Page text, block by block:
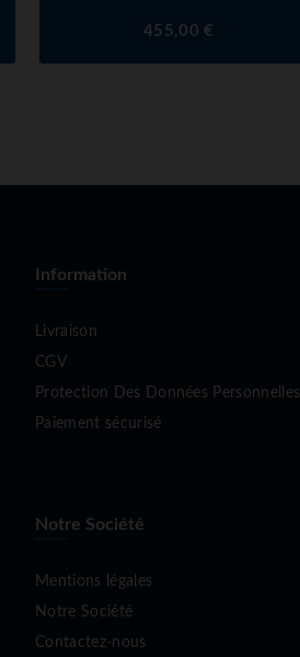
Prix
455,00 €
Information
Livraison
CGV
Protection Des Données Personnelles
Paiement sécurisé
Notre Société
Mentions légales
Notre Société
Contactez-nous